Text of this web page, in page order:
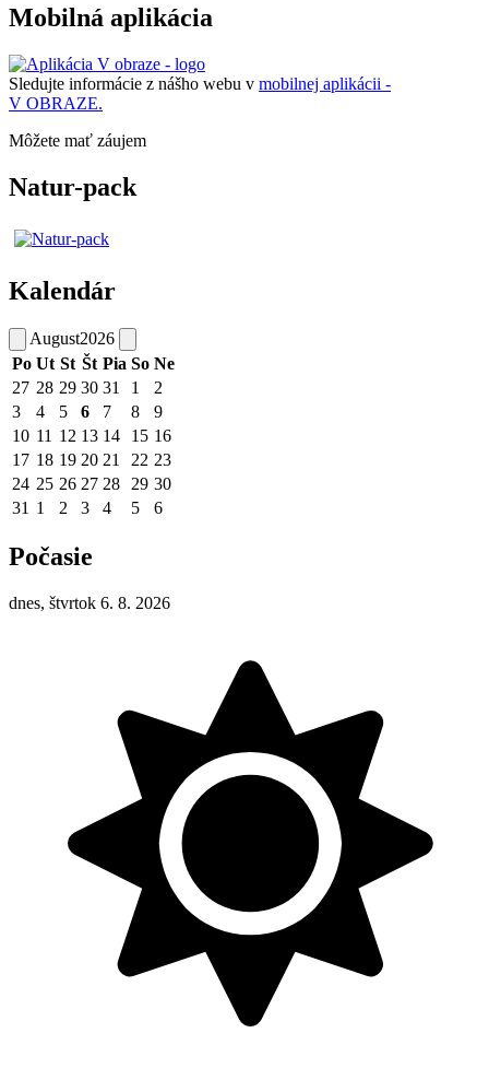
Mobilná aplikácia
Sledujte informácie z nášho webu v mobilnej aplikácii -
V OBRAZE.
Môžete mať záujem
Natur-pack
Kalendár
August2026
Po Ut St Št Pia So Ne
27 28 29 30 31 1
2
3
4 5 6 7 8
9
10 11 12 13 14 15 16
17 18 19 20 21 22 23
24 25 26 27 28 29 30
31 1 2 3 4 5 6
Počasie
dnes, štvrtok 6. 8. 2026